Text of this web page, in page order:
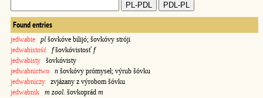
Found entries
jedwabie pl šovkóve bilijó; šovkóvy stróji
jedwabistość
fšovkóvistosť f
jedwabisty šovkóvisty
jedwabnictwo
n šovkóvy prómyseł; výrub šóvku
jedwabniczy zvjázany z výrobom šóvku
jedwabnik
m zool. šovkoprád m